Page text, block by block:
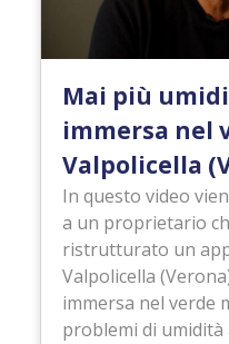
Mai più
immersa nel
Valpolicella
In questo video
a un proprietario
ristrutturato un
Valpolicella
immersa nel verde
problemi di umidità